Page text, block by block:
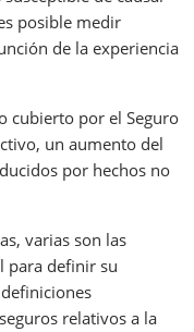
posible medir
de la experiencia
cubierto por el Seguro
un aumento del
por hechos no
varias son las
para definir su
relativos a la